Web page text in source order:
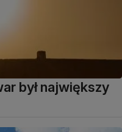
był największy